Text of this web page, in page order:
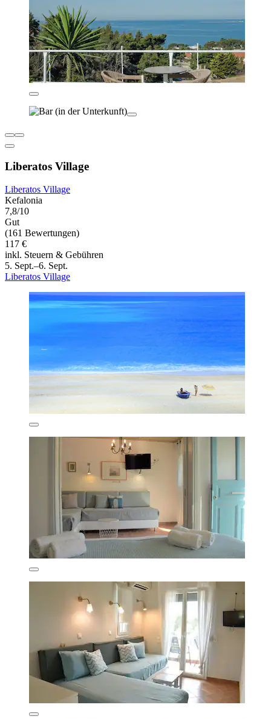
Liberatos Village
Liberatos Village
Kefalonia
7,8/10
Gut
(161 Bewertungen)
117 €
inkl. Steuern & Gebühren
5. Sept.–6. Sept.
Liberatos Village